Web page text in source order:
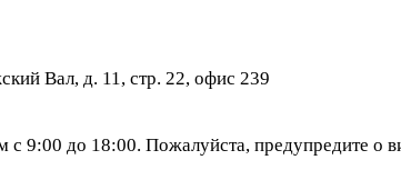
Вал, д. 11, стр. 22, офис 239
с 9:00 до 18:00. Пожалуйста, предупредите о